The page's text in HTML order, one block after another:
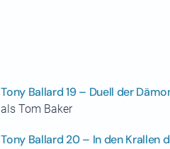
Tony Ballard 19 – Duell der
als Tom Baker
Tony Ballard 20 – In den Krallen